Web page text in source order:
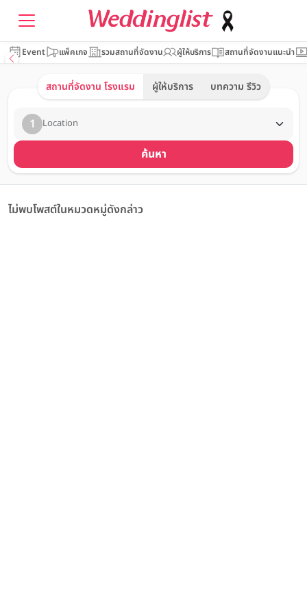
Event แพ็คเกจ รวมสถานที่จัดงาน ผู้ให้บริการ สถานที่จัดงานแนะนำ
สถานที่จัดงาน โรงแรม ผู้ให้บริการ บทความ รีวิว
1 Location
ค้นหา
ไม่พบโพสต์ในหมวดหมู่ดังกล่าว